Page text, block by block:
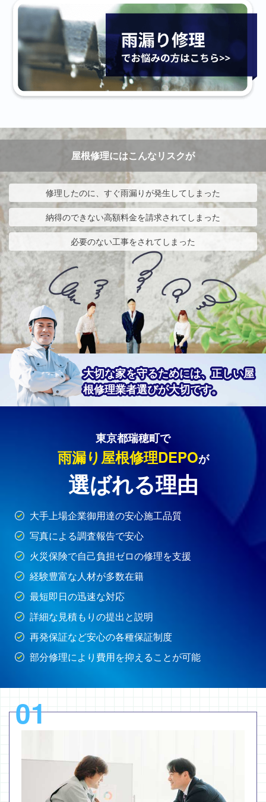
屋根修理にはこんなリスクが
修理したのに、すぐ雨漏りが発生してしまった
納得のできない高額料金を請求されてしまった
必要のない工事をされてしまった
大切な家を守るためには、正しい屋
根修理業者選びが大切です。
東京都瑞穂町で
雨漏り屋根修理DEPOが
選ばれる理由
大手上場企業御用達の安心施工品質
写真による調査報告で安心
火災保険で自己負担ゼロの修理を支援
経験豊富な人材が多数在籍
最短即日の迅速な対応
詳細な見積もりの提出と説明
再発保証など安心の各種保証制度
部分修理により費用を抑えることが可能
01